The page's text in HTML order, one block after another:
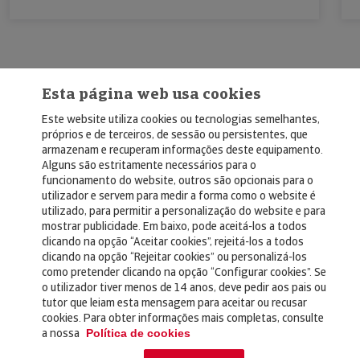
© Copyright 2026, Crédito y Caución
Aviso Legal
Política de Privacidad
RGPD
Política de Cookies
Seguros
Esta página web usa cookies
Este website utiliza cookies ou tecnologias semelhantes,
próprios e de terceiros, de sessão ou persistentes, que
armazenam e recuperam informações deste equipamento.
Alguns são estritamente necessários para o
funcionamento do website, outros são opcionais para o
utilizador e servem para medir a forma como o website é
utilizado, para permitir a personalização do website e para
mostrar publicidade. Em baixo, pode aceitá-los a todos
clicando na opção “Aceitar cookies”, rejeitá-los a todos
clicando na opção “Rejeitar cookies” ou personalizá-los
como pretender clicando na opção “Configurar cookies”. Se
o utilizador tiver menos de 14 anos, deve pedir aos pais ou
tutor que leiam esta mensagem para aceitar ou recusar
cookies. Para obter informações mais completas, consulte
a nossa
Política de cookies